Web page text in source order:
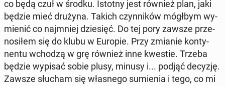
co będą czuł w środku. Istotny jest również plan, jaki
będzie mieć drużyna. Takich czyn­ni­ków mógłbym wy­
mie­nić co naj­mniej dzie­sięć. Do tej pory zawsze prze­
no­si­łem się do klubu w Europie. Przy zmianie kon­ty­
nen­tu wchodzą w grę również inne kwestie. Trzeba
będzie wypisać sobie plusy, minusy i... podjąć decyzję.
Zawsze słucham się wła­sne­go su­mie­nia i tego, co mi